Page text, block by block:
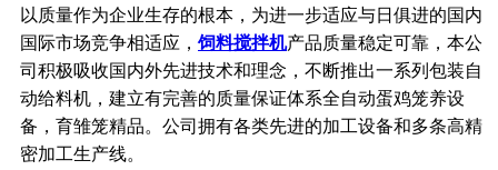
以质量作为企业生存的根本， 为进一步适应与日俱进的国内
国际市场竞争相适应，饲料搅拌机产品质量稳定可靠，本公
司积极吸收国内外先进技术和理念，不断推出一系列包装自
动给料机， 建立有完善的质量保证体系全自动蛋鸡笼养设
备，育雏笼精品。公司拥有各类先进的加工设备和多条高精
密加工生产线。